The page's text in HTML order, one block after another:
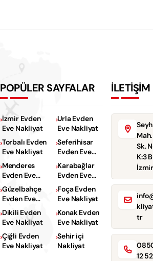
POPÜLER SAYFALAR
İzmir Evden
Eve Nakliyat
Urla Evden
Eve Nakliyat
Torbalı Evden
Eve Nakliyat
Seferihisar
Evden Eve
Nakliyat
Menderes
Evden Eve
Nakliyat
Karabağlar
Evden Eve
Nakliyat
Güzelbahçe
Evden Eve
Nakliyat
Foça Evden
Eve Nakliyat
Dikili Evden
Eve Nakliyat
Konak Evden
Eve Nakliyat
Çiğli Evden
Eve Nakliyat
Sehir içi
Nakliyat
İLETİŞİM
Sk.
K:3
İzmir
tr
12 52